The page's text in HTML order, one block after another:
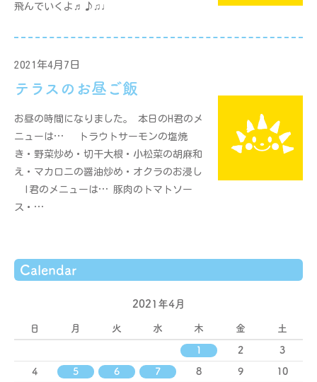
飛んでいくよ♬♪♫♩
2021年4月7日
テラスのお昼ご飯
お昼の時間になりました。 本日のH君のメ
ニューは… トラウトサーモンの塩焼
き・野菜炒め・切干大根・小松菜の胡麻和
え・マカロニの醤油炒め・オクラのお浸し
I君のメニューは… 豚肉のトマトソー
ス・…
Calendar
2021年4月
日 月 火 水 木 金 土
1 2 3
4 5 6 7 8 9 10